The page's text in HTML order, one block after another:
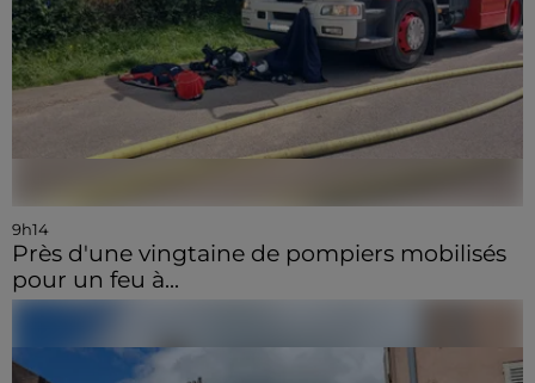
9h14
Près d'une vingtaine de pompiers mobilisés
pour un feu à...